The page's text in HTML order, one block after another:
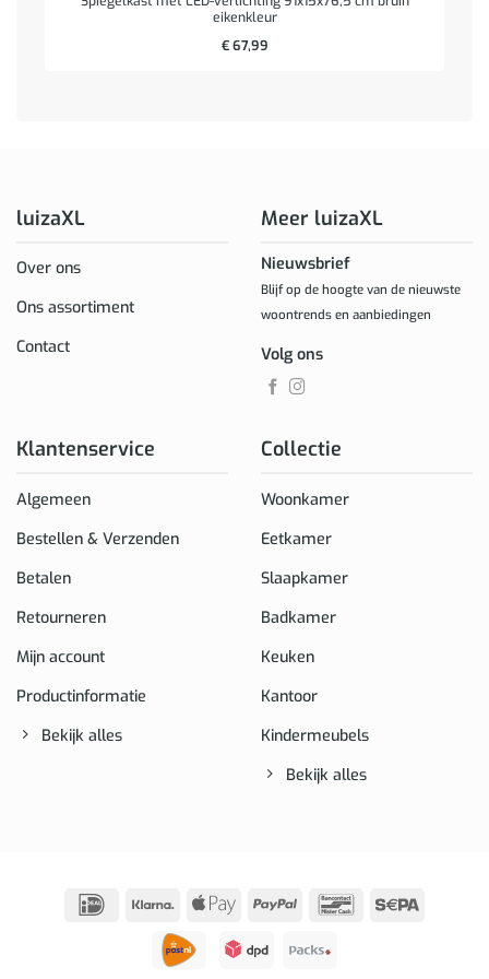
eikenkleur
€67,99
luizaXL
Over ons
Ons assortiment
Contact
Klantenservice
Algemeen
Bestellen & Verzenden
Betalen
Retourneren
Mijn account
Productinformatie
Bekijk alles
Collectie
Woonkamer
Eetkamer
Slaapkamer
Badkamer
Keuken
Kantoor
Kindermeubels
Bekijk alles
Meer luizaXL
Nieuwsbrief
Blijf op de hoogte van de nieuwste
woontrends en aanbiedingen
Volg ons
IDeal Klarna
Apple
PayPal Bancontact